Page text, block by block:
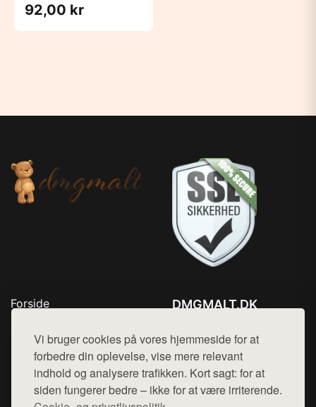
Vi bruger cookies på vores hjemmeside for at
forbedre din oplevelse, vise mere relevant
indhold og analysere trafikken. Kort sagt: for at
siden fungerer bedre – ikke for at være irriterende.
92,00 kr
Forside
Top Rabatter
Blog
Kontakt
DMGMALT.DK
Mail: hej@want.dk
Cookie- og privatlivspolitik